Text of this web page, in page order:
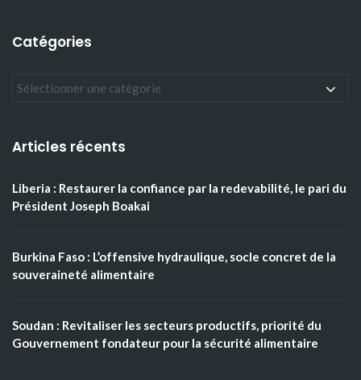
Catégories
Articles récents
Liberia : Restaurer la confiance par la redevabilité, le pari du
Président Joseph Boakai
Burkina Faso : L’offensive hydraulique, socle concret de la
souveraineté alimentaire
Soudan : Revitaliser les secteurs productifs, priorité du
Gouvernement fondateur pour la sécurité alimentaire